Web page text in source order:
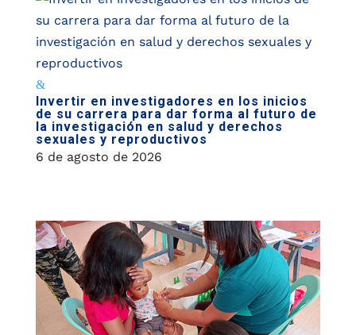
Invertir en investigadores en los inicios
de su carrera para dar forma al futuro de
la investigación en salud y derechos
sexuales y reproductivos
6 de agosto de 2026